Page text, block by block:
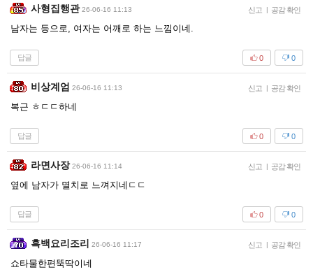
사형집행관 26-06-16 11:13 신고 | 공감 확인
남자는 등으로, 여자는 어깨로 하는 느낌이네.
답글 0
0
비상계엄 26-06-16 11:13 신고 | 공감 확인
복근 ㅎㄷㄷ하네
답글 0
0
라면사장 26-06-16 11:14 신고 | 공감 확인
옆에 남자가 멸치로 느껴지네ㄷㄷ
답글 0
0
흑백요리조리 26-06-16 11:17 신고 | 공감 확인
쇼타물한편뚝딱이네